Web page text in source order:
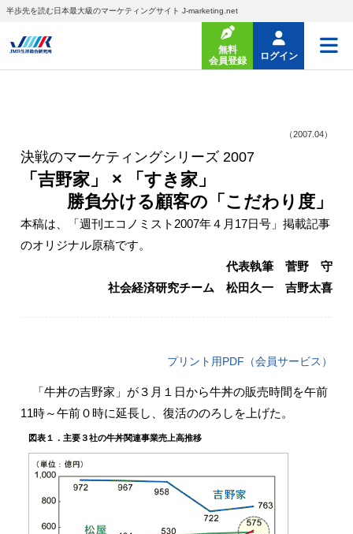
半歩先を読む日本最大級のマーケティングサイト J-marketing.net
無料
会員登録
ログイン
（2007.04）
決戦のマーケティングシリーズ 2007
「吉野家」 × 「すき家」
勝負分ける顧客の「こだわり度」
本稿は、「週刊エコノミスト2007年４月17日号」掲載記事
のオリジナル原稿です。
代表執筆 菅野 守
社会経済研究チーム 松田久一 吉野太喜
プリント用PDF（会員サービス）
「牛丼の吉野家」が３月１日から牛丼の販売時間を午前
11時～午前０時に延長し、復活ののろしを上げた。
図表１．主要３社の牛丼関連事業売上高推移